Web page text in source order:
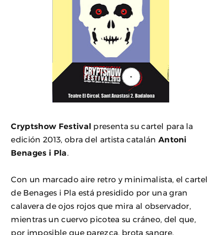
Cryptshow Festival presenta su cartel para la
edición 2013, obra del artista catalán Antoni
Benages i Pla
Con un marcado aire retro y minimalista, el cartel
de Benages i Pla está presidido por una gran
calavera de ojos rojos que mira al observador,
mientras un cuervo picotea su cráneo, del que,
por imposible que parezca, brota sangre.